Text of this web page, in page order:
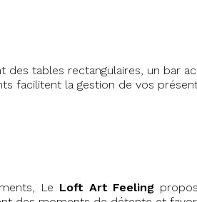
des tables rectangulaires, un bar
facilitent la gestion de vos
Le Loft Art Feeling